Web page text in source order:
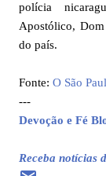
polícia
Apostólico, Dom
do país.
Fonte: O São
---
Devoção e Fé
Receba notícias